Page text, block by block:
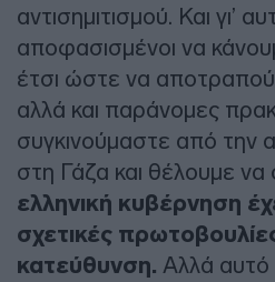
αντισημιτισμού. Και γι’
αποφασισμένοι να
έτσι ώστε να
αλλά και παράνομες
συγκινούμαστε από την
στη Γάζα και θέλουμε να
ελληνική κυβέρνηση
σχετικές
κατεύθυνση. Αλλά αυτό